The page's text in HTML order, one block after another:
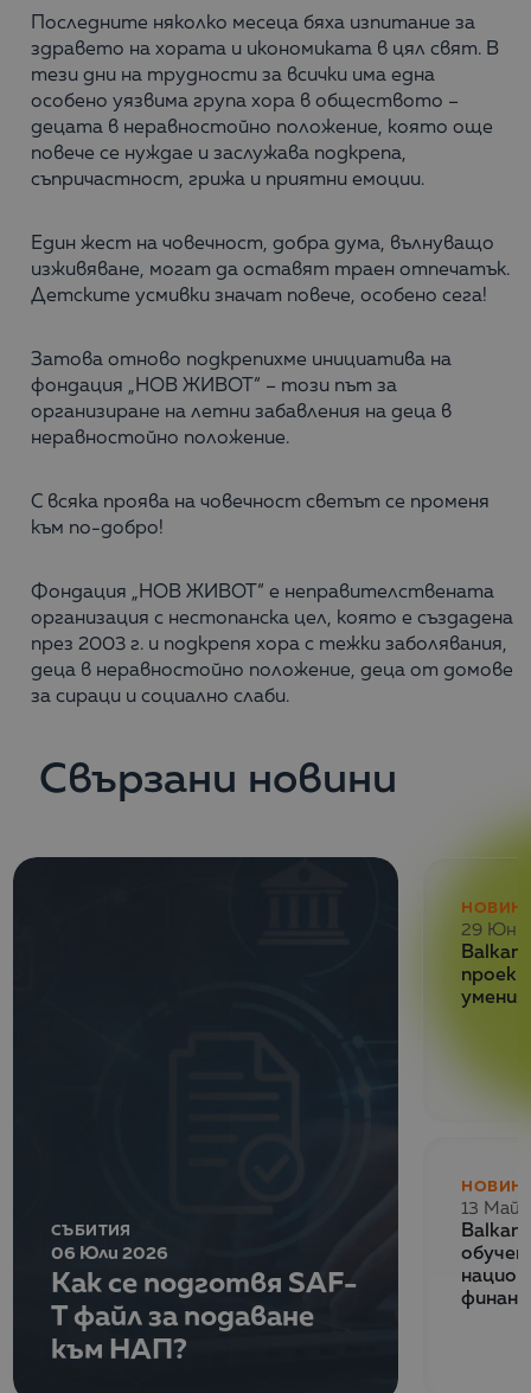
Последните няколко месеца бяха изпитание за
здравето на хората и икономиката в цял свят. В
тези дни на трудности за всички има една
особено уязвима група хора в обществото –
децата в неравностойно положение, която още
повече се нуждае и заслужава подкрепа,
съпричастност, грижа и приятни емоции.
Един жест на човечност, добра дума, вълнуващо
изживяване, могат да оставят траен отпечатък.
Детските усмивки значат повече, особено сега!
Затова отново подкрепихме инициатива на
фондация „НОВ ЖИВОТ“ – този път за
организиране на летни забавления на деца в
неравностойно положение.
С всяка проява на човечност светът се променя
към по-добро!
Фондация „НОВ ЖИВОТ“ е неправителствената
организация с нестопанска цел, която е създадена
през 2003 г. и подкрепя хора с тежки заболявания,
деца в неравностойно положение, деца от домове
за сираци и социално слаби.
Свързани новини
СЪБИТИЯ
06 Юли 2026
Как се подготвя SAF-
T файл за подаване
към НАП?
29 Юни
Balkan
13 Май
Balkan